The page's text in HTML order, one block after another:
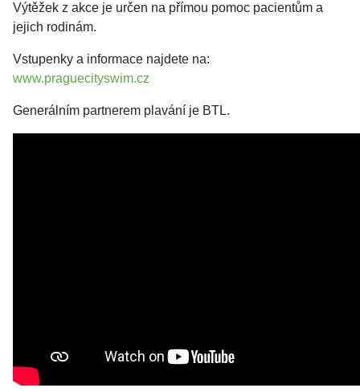
Výtěžek z akce je určen na přímou pomoc pacientům a
jejich rodinám.
Vstupenky a informace najdete na:
www.praguecityswim.cz
Generálním partnerem plavání je BTL.